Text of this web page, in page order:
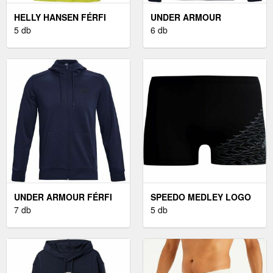
HELLY HANSEN FÉRFI
PÓLÓ FÉRFI PÓLÓ,
5 db
UNDER ARMOUR
ARMOUR FLEECE FÉRFI
6 db
UNDER ARMOUR FÉRFI
PULÓVER FÉRFI
7 db
SPEEDO MEDLEY LOGO
FÉRFI ÚSZÓNADRÁG,
5 db